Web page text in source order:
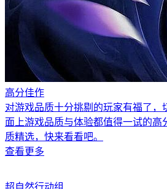
高分佳作
对游戏品质十分挑剔的玩家有福了，
面上游戏品质与体验都值得一试的高
质精选，快来看看吧。
查看更多
超自然行动组